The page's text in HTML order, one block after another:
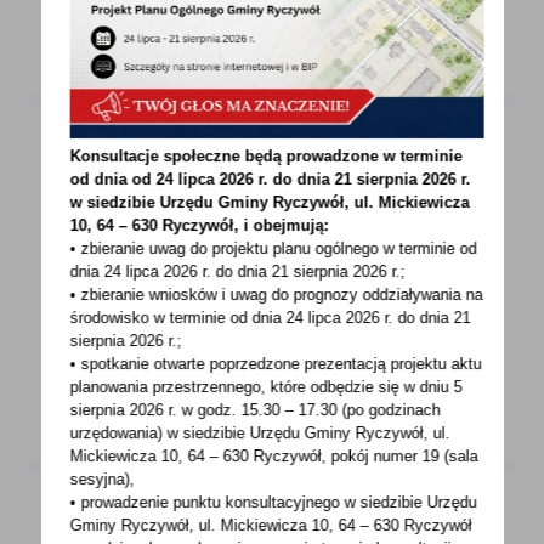
WIĘCEJ
01 - 10 - 2024
Ogólnopolska infolinia KAS
Na infolinii KAS uzyskasz: Ogólną informację
podatkowo-celną Bez potwierdzenia
tożsamości...
WIĘCEJ
Konsultacje społeczne będą prowadzone w terminie
od dnia od 24 lipca 2026 r. do dnia 21 sierpnia 2026 r.
w siedzibie Urzędu Gminy Ryczywół, ul. Mickiewicza
10, 64 – 630 Ryczywół, i obejmują:
• zbieranie uwag do projektu planu ogólnego w terminie od
dnia 24 lipca 2026 r. do dnia 21 sierpnia 2026 r.;
• zbieranie wniosków i uwag do prognozy oddziaływania na
środowisko w terminie od dnia 24 lipca 2026 r. do dnia 21
sierpnia 2026 r.;
• spotkanie otwarte poprzedzone prezentacją projektu aktu
planowania przestrzennego, które odbędzie się w dniu 5
sierpnia 2026 r.w godz. 15.30 – 17.30 (po godzinach
urzędowania) w siedzibie Urzędu Gminy Ryczywół, ul.
Mickiewicza 10, 64 – 630 Ryczywół, pokójnumer 19 (sala
sesyjna),
• prowadzenie punktu konsultacyjnego w siedzibie Urzędu
Gminy Ryczywół, ul. Mickiewicza 10, 64 – 630 Ryczywół